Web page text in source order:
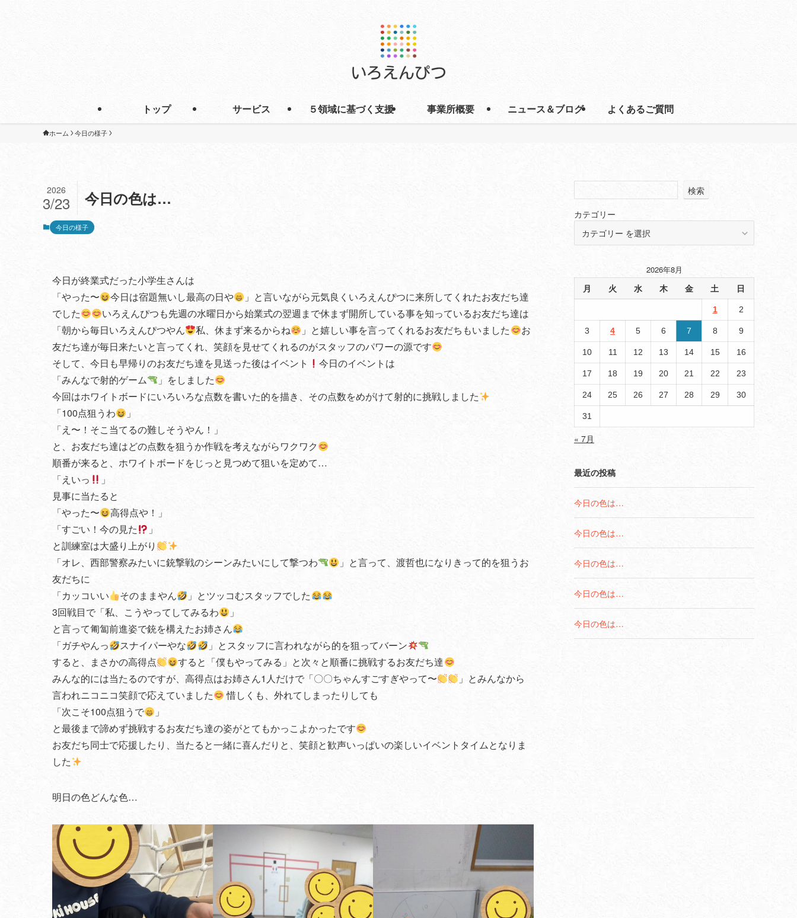
トップ サービス ５領域に基づく支援 事業所概要 ニュース＆ブログ よくあるご質問
ホーム 今日の様子
今日の色は…
2026
3/23
今日の様子
今日が終業式だった小学生さんは
「やった〜
今日は宿題無いし最高の日や
」と言いながら元気良くいろえんぴつに来所してくれたお友だち達
でした
いろえんぴつも先週の水曜日から始業式の翌週まで休まず開所している事を知っているお友だち達は
「朝から毎日いろえんぴつやん
私、休まず来るからね 」と嬉しい事を言ってくれるお友だちもいました
お
友だち達が毎日来たいと言ってくれ、笑顔を見せてくれるのがスタッフのパワーの源です
そして、今日も早帰りのお友だち達を見送った後はイベント
今日のイベントは
「みんなで射的ゲーム
」をしました
今回はホワイトボードにいろいろな点数を書いた的を描き、その点数をめがけて射的に挑戦しました
「100点狙うわ
」
「え〜！そこ当てるの難しそうやん！」
と、お友だち達はどの点数を狙うか作戦を考えながらワクワク
順番が来ると、ホワイトボードをじっと見つめて狙いを定めて…
「えいっ
」
見事に当たると
「やった〜
高得点や！」
「すごい！今の見た
」
と訓練室は大盛り上がり
「オレ、西部警察みたいに銃撃戦のシーンみたいにして撃つわ
」と言って、渡哲也になりきって的を狙うお
友だちに
「カッコいい
そのままやん
」とツッコむスタッフでした
3回戦目で「私、こうやってしてみるわ
」
と言って匍匐前進姿で銃を構えたお姉さん
「ガチやんっ
スナイパーやな
」とスタッフに言われながら的を狙ってバーン
すると、まさかの高得点
すると「僕もやってみる」と次々と順番に挑戦するお友だち達
みんな的には当たるのですが、高得点はお姉さん1人だけで「〇〇ちゃんすごすぎやって〜
」とみんなから
言われニコニコ笑顔で応えていました
惜しくも、外れてしまったりしても
「次こそ100点狙うで
」
と最後まで諦めず挑戦するお友だち達の姿がとてもかっこよかったです
お友だち同士で応援したり、当たると一緒に喜んだりと、笑顔と歓声いっぱいの楽しいイベントタイムとなりま
した
明日の色どんな色…
検索
カテゴリー
2026年8月
月 火 水 木 金 土 日
1 2
3 4 5 6 7 8 9
10 11 12 13 14 15 16
17 18 19 20 21 22 23
24 25 26 27 28 29 30
31
« 7月
最近の投稿
今日の色は…
今日の色は…
今日の色は…
今日の色は…
今日の色は…